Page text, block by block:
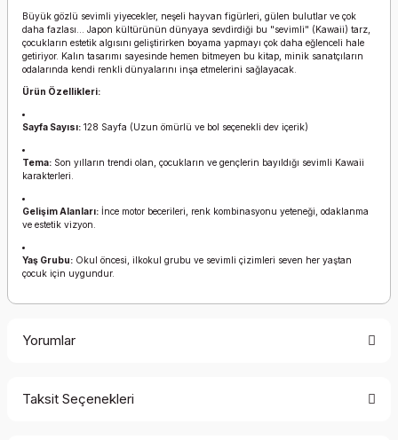
Büyük gözlü sevimli yiyecekler, neşeli hayvan figürleri, gülen bulutlar ve çok
daha fazlası... Japon kültürünün dünyaya sevdirdiği bu "sevimli" (Kawaii) tarz,
çocukların estetik algısını geliştirirken boyama yapmayı çok daha eğlenceli hale
getiriyor. Kalın tasarımı sayesinde hemen bitmeyen bu kitap, minik sanatçıların
odalarında kendi renkli dünyalarını inşa etmelerini sağlayacak.
Ürün Özellikleri:
Sayfa Sayısı: 128 Sayfa (Uzun ömürlü ve bol seçenekli dev içerik)
Tema: Son yılların trendi olan, çocukların ve gençlerin bayıldığı sevimli Kawaii
karakterleri.
Gelişim Alanları: İnce motor becerileri, renk kombinasyonu yeteneği, odaklanma
ve estetik vizyon.
Yaş Grubu: Okul öncesi, ilkokul grubu ve sevimli çizimleri seven her yaştan
çocuk için uygundur.
Yorumlar
Taksit Seçenekleri